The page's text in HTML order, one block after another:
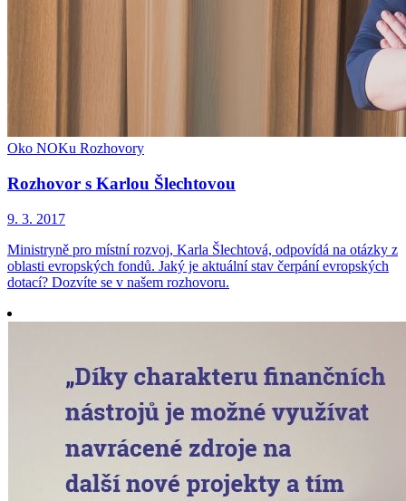
Oko NOKu Rozhovory
Rozhovor s Karlou Šlechtovou
9. 3. 2017
Ministryně pro místní rozvoj, Karla Šlechtová, odpovídá na otázky z
oblasti evropských fondů. Jaký je aktuální stav čerpání evropských
dotací? Dozvíte se v našem rozhovoru.